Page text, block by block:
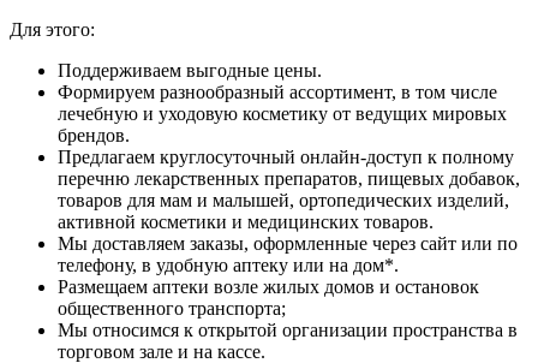
Для этого:
Поддерживаем выгодные цены.
Формируем разнообразный ассортимент, в том числе
лечебную и уходовую косметику от ведущих мировых
брендов.
Предлагаем круглосуточный онлайн-доступ к полному
перечню лекарственных препаратов, пищевых добавок,
товаров для мам и малышей, ортопедических изделий,
активной косметики и медицинских товаров.
Мы доставляем заказы, оформленные через сайт или по
телефону, в удобную аптеку или на дом*.
Размещаем аптеки возле жилых домов и остановок
общественного транспорта;
Мы относимся к открытой организации пространства в
торговом зале и на кассе.